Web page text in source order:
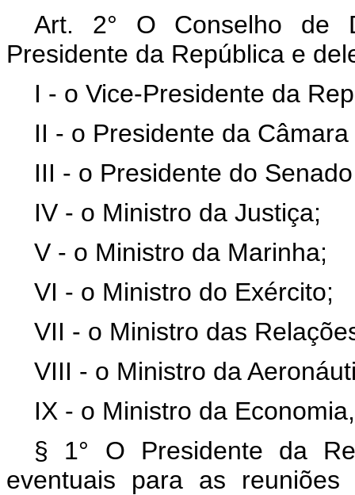
Art. 2° O Conselho de
Presidente da República e
I - o Vice-Presidente da
II - o Presidente da
III - o Presidente do
IV - o Ministro da Justiça;
V - o Ministro da Marinha;
VI - o Ministro do Exército;
VII - o Ministro das
VIII - o Ministro da
IX - o Ministro da
§ 1° O Presidente da
eventuais para as